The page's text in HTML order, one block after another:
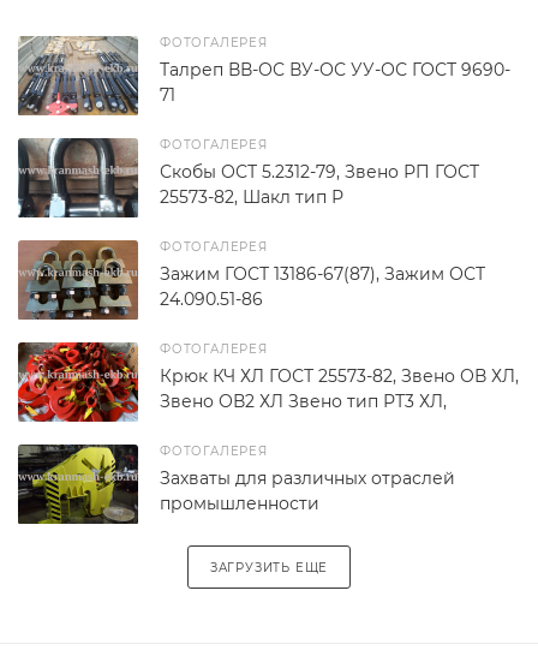
ФОТОГАЛЕРЕЯ
Талреп ВВ-ОС ВУ-ОС УУ-ОС ГОСТ 9690-
71
ФОТОГАЛЕРЕЯ
Скобы ОСТ 5.2312-79, Звено РП ГОСТ
25573-82, Шакл тип Р
ФОТОГАЛЕРЕЯ
Зажим ГОСТ 13186-67(87), Зажим ОСТ
24.090.51-86
ФОТОГАЛЕРЕЯ
Крюк КЧ ХЛ ГОСТ 25573-82, Звено ОВ ХЛ,
Звено ОВ2 ХЛ Звено тип РТ3 ХЛ,
ФОТОГАЛЕРЕЯ
Захваты для различных отраслей
промышленности
ЗАГРУЗИТЬ ЕЩЕ